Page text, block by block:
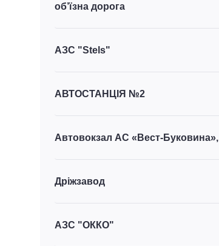
об’їзна дорога
АЗС "Stels"
АВТОСТАНЦІЯ №2
Автовокзал АС «Вест-Буковина»,
Дріжзавод
АЗС "ОККО"